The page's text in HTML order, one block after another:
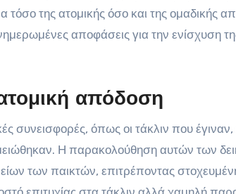
τόσο της ατομικής όσο και της ομαδικής
αποφάσεις για την ενίσχυση
απόδοση
συνεισφορές, όπως οι τάκλιν που
Η παρακολούθηση αυτών των
των παικτών, επιτρέποντας